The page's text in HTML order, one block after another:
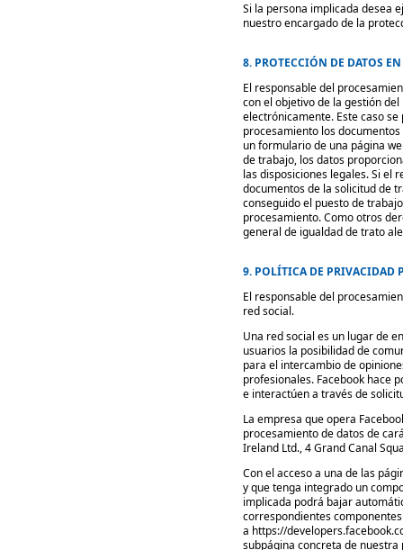
Si la persona implicada desea
nuestro encargado de la
8. PROTECCIÓN DE DATOS
El responsable del
con el objetivo de la gestión
electrónicamente. Este caso
procesamiento los
un formulario de una página
de trabajo, los datos
las disposiciones legales. Si el
documentos de la solicitud de
conseguido el puesto de
procesamiento. Como otros
general de igualdad de trato
9. POLÍTICA DE PRIVACIDAD
El responsable del
red social.
Una red social es un lugar de
usuarios la posibilidad de
para el intercambio de
profesionales. Facebook hace
e interactúen a través de
La empresa que opera
procesamiento de datos de
Ireland Ltd., 4 Grand Canal
Con el acceso a una de las
y que tenga integrado un
implicada podrá bajar
correspondientes
a https://
subpágina concreta de